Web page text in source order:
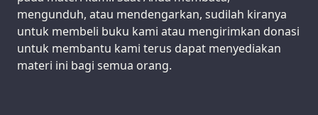
mengunduh, atau mendengarkan, sudilah kiranya
untuk membeli buku kami atau mengirimkan donasi
untuk membantu kami terus dapat menyediakan
materi ini bagi semua orang.